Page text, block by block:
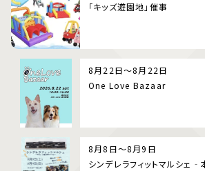
「キッズ遊園地」催事
8月22日～8月22日
One Love Bazaar
8月8日～8月9日
シンデレラフィットマルシェ